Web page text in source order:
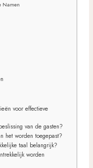
Namen
voor effectieve
van de gasten?
het worden toegepast?
taal belangrijk?
worden